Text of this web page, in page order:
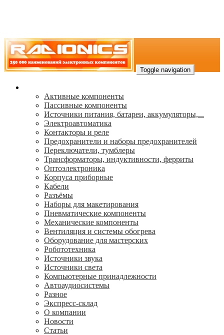
Toggle navigation
Активные компоненты
Пассивные компоненты
Источники питания, батареи, аккумуляторы,...
Электроавтоматика
Контакторы и реле
Предохранители и наборы предохранителей
Переключатели, тумблеры
Трансформаторы, индуктивности, ферриты
Oптоэлектроника
Корпуса приборные
Кабели
Разъёмы
Наборы для макетирования
Пневматические компоненты
Механические компоненты
Вентиляция и системы обогрева
Оборудование для мастерских
Робототехника
Источники звука
Источники света
Компьютерные принадлежности
Автоаудиосистемы
Разное
Экспресс-склад
О компании
Новости
Статьи